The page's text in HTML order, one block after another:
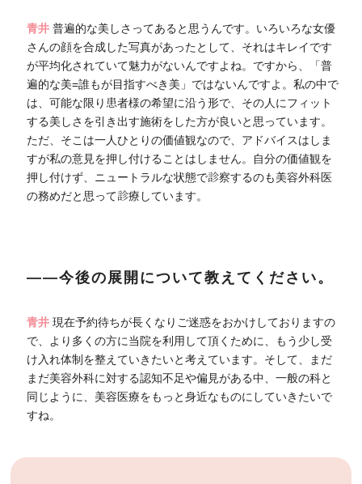
青井普遍的な美しさってあると思うんです。いろいろな女優
さんの顔を合成した写真があったとして、それはキレイです
が平均化されていて魅力がないんですよね。ですから、「普
遍的な美=誰もが目指すべき美」ではないんですよ。私の中で
は、可能な限り患者様の希望に沿う形で、その人にフィット
する美しさを引き出す施術をした方が良いと思っています。
ただ、そこは一人ひとりの価値観なので、アドバイスはしま
すが私の意見を押し付けることはしません。自分の価値観を
押し付けず、ニュートラルな状態で診察するのも美容外科医
の務めだと思って診療しています。
――今後の展開について教えてください。
青井現在予約待ちが長くなりご迷惑をおかけしておりますの
で、より多くの方に当院を利用して頂くために、もう少し受
け入れ体制を整えていきたいと考えています。そして、まだ
まだ美容外科に対する認知不足や偏見がある中、一般の科と
同じように、美容医療をもっと身近なものにしていきたいで
すね。